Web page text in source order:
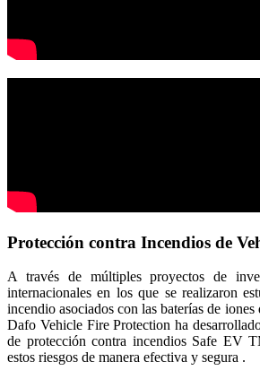
Protección contra Incendios de
A través de múltiples proyectos de
internacionales en los que se realizaron
incendio asociados con las baterías de
Dafo Vehicle Fire Protection ha
de protección contra incendios Safe EV
estos riesgos de manera efectiva y segura .